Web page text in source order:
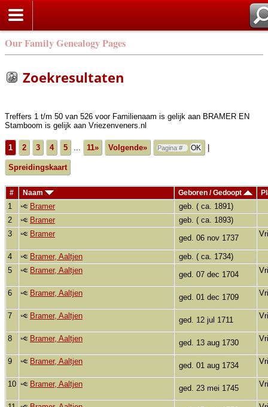
Our Family Genealogy Pages
Zoekresultaten
Treffers 1 t/m 50 van 526 voor Familienaam is gelijk aan BRAMER EN
Stamboom is gelijk aan Vriezenveners.nl
1 2 3 4 5 ... 11» Volgende»
Spreidingskaart
# Naam Geboren / Gedoopt
1 Bramer
geb. ( ca. 1891)
2
Bramer
geb. ( ca. 1893)
3
Bramer ged. 06 nov 1737
4 Bramer, Aaltjen
geb. ( ca. 1734)
5
Bramer, Aaltjen ged. 07 dec 1704
6 Bramer, Aaltjen ged. 01 dec 1709
7 Bramer, Aaltjen ged. 12 jul 1711
8 Bramer, Aaltjen ged. 13 aug 1730
9 Bramer, Aaltjen ged. 01 aug 1734
10 Bramer, Aaltjen ged. 23 mei 1745